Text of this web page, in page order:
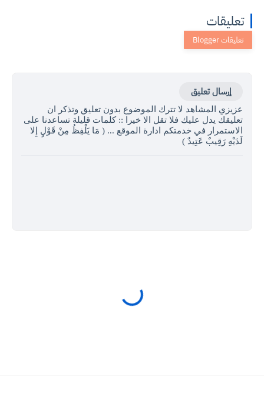
تعليقات
إرسال تعليق
عزيزي المشاهد لا تترك الموضوع بدون تعليق وتذكر ان
تعليقك يدل عليك فلا تقل الا خيرا :: كلمات قليلة تساعدنا على
الاستمرار في خدمتكم ادارة الموقع ... ( مَا يَلْفِظُ مِنْ قَوْلٍ إِلا
لَدَيْهِ رَقِيبٌ عَتِيدٌ )